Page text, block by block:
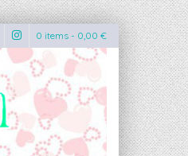
0 items - 0,00 €